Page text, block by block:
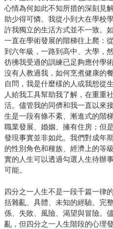
心情為何如此不知所措的深刻見
助少得可憐。我從小到大在學校
許我獨立的生活方式並不一致。
一直在學術發展的階梯往上爬：
到六年級，一路到高中、大學，
彷彿我受過的訓練已足夠應付學
沒有人教過我，如何烹煮健康的
自問，我是什麼樣的人或我想從
人給我工具幫助我了解，在重重
活。儘管我的同儕和我一直以來
生是一段有條不紊、漸進式的階
職業發展、婚姻、擁有住房；但
發現事實並非如此。我們對成年
的性別角色和種族、經濟上的等
實的人生可以透過勾選人生待辦
可能。
四分之一人生不是一段千篇一律
括雜亂、具體、未知的經驗。完
係、失敗、風險、渴望與冒險。
亂，但四分之一人生階段的心理